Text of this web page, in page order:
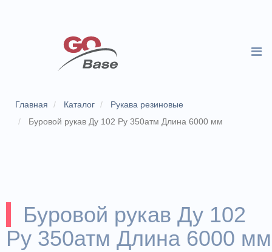
Главная Каталог
Рукава резиновые
Буровой рукав Ду 102 Ру 350атм Длина 6000 мм
Буровой рукав Ду 102
Ру 350атм Длина 6000 мм